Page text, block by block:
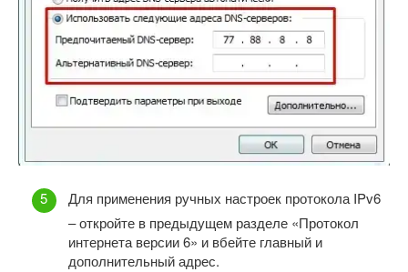
Для применения ручных настроек протокола IPv6
– откройте в предыдущем разделе «Протокол
интернета версии 6» и вбейте главный и
дополнительный адрес.